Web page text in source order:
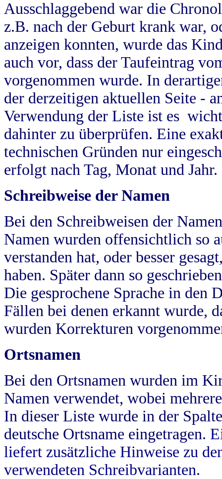
Ausschlaggebend war die
z.B. nach der Geburt krank war,
anzeigen konnten, wurde das
auch vor, dass der Taufeintrag
vorgenommen wurde. In
der derzeitigen aktuellen Seite -
Verwendung der Liste ist es
dahinter zu überprüfen. Eine
technischen Gründen nur
erfolgt nach Tag, Monat und Jahr.
Schreibweise der Namen
Bei den Schreibweisen der
Namen wurden offensichtlich so
verstanden hat, oder besser
haben. Später dann so
Die gesprochene Sprache in
Fällen bei denen erkannt wurde,
wurden Korrekturen
Ortsnamen
Bei den Ortsnamen wurden im
Namen verwendet, wobei
In dieser Liste wurde in der
deutsche Ortsname eingetragen.
liefert zusätzliche Hinweise zu
verwendeten Schreibvarianten.